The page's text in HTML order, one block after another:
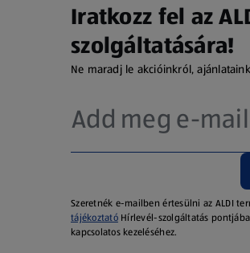
Iratkozz fel az
szolgáltatására!
Ne maradj le akcióinkról,
Szeretnék e-mailben értesülni az ALDI
tájékoztatóHírlevél-szolgáltatás
kapcsolatos kezeléséhez.